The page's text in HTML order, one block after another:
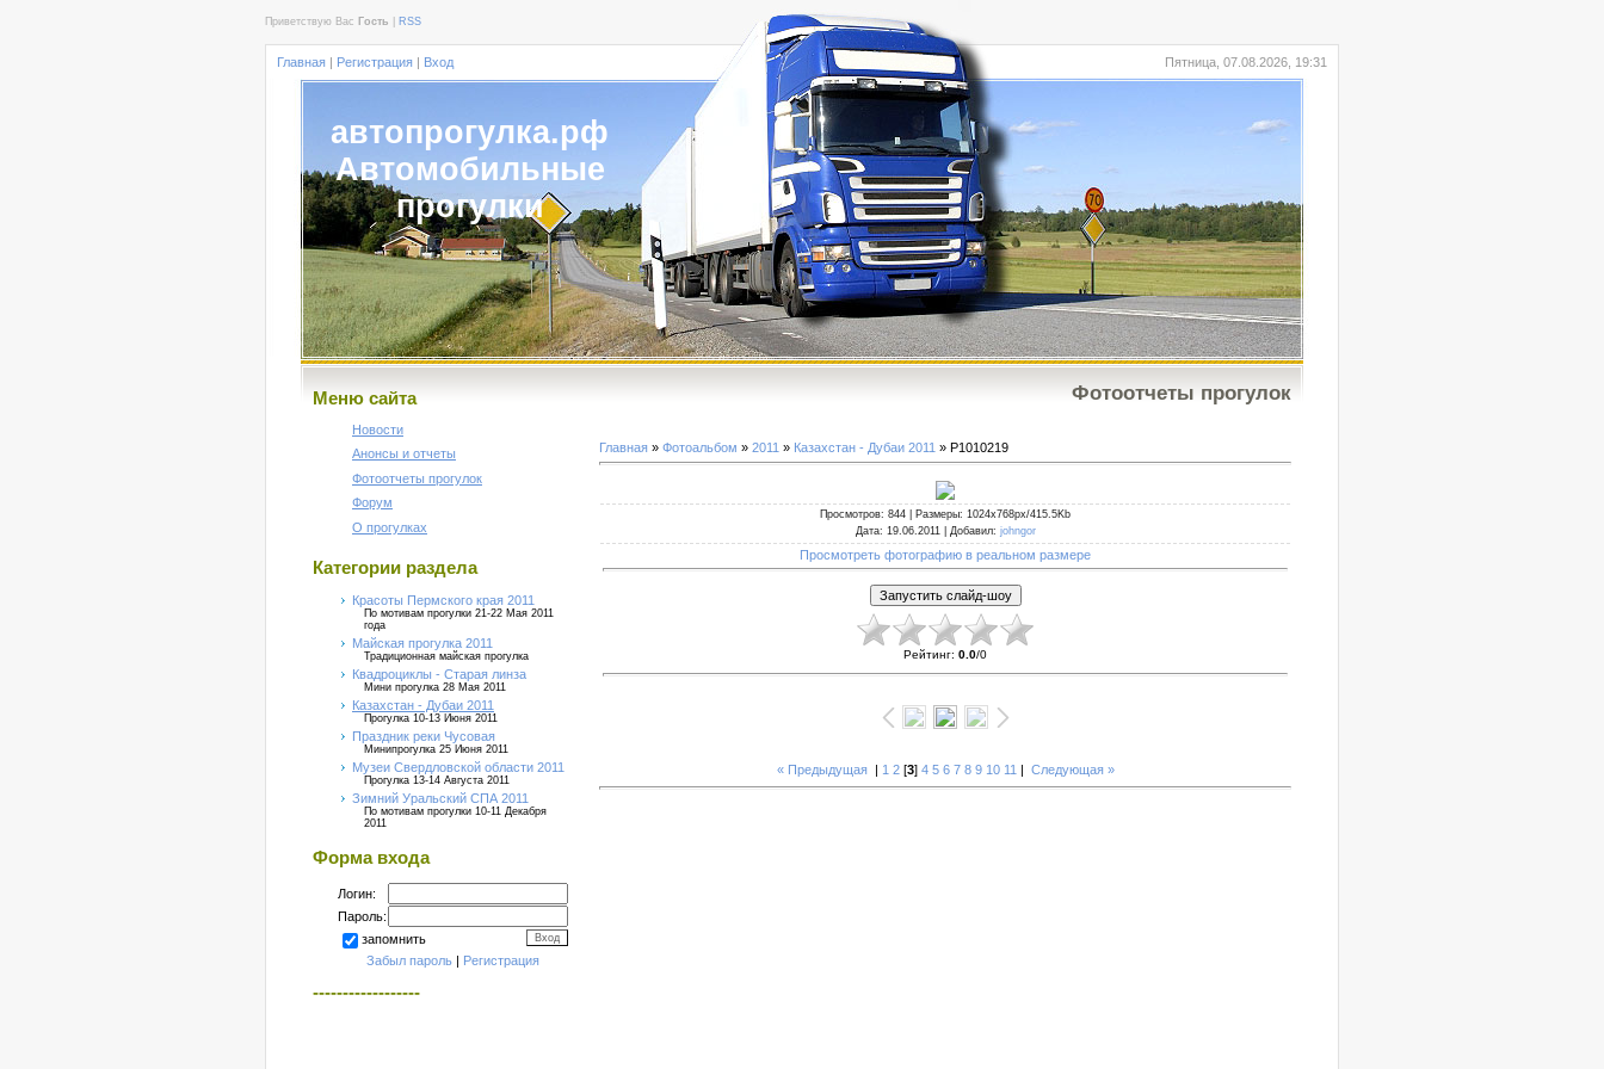
Приветствую Вас Гость RSS
Главная | Регистрация | Вход Пятница, 07.08.2026, 19:31
автопрогулка.рф
Автомобильные
прогулки
Меню сайта
Новости
Анонсы и отчеты
Фотоотчеты прогулок
Форум
О прогулках
Категории раздела
Красоты Пермского края 2011
По мотивам прогулки 21-22 Мая 2011
года
Майская прогулка 2011
Традиционная майская прогулка
Квадроциклы - Старая линза
Мини прогулка 28 Мая 2011
Казахстан - Дубаи 2011
Прогулка 10-13 Июня 2011
Праздник реки Чусовая
Минипрогулка 25 Июня 2011
Музеи Свердловской области 2011
Прогулка 13-14 Августа 2011
Зимний Уральский СПА 2011
По мотивам прогулки 10-11 Декабря
2011
Форма входа
Логин:
Пароль:
запомнить
Забыл пароль | Регистрация
------------------
Фотоотчеты прогулок
Главная » Фотоальбом » 2011 » Казахстан - Дубаи 2011 » P1010219
Просмотров: 844 | Размеры: 1024x768px/415.5Kb
Дата: 19.06.2011 | Добавил: johngor
Просмотреть фотографию в реальном размере
Рейтинг: 0.0/0
« Предыдущая| 1 2[3] 4 5 6 7 8 9 10 11 | Следующая »